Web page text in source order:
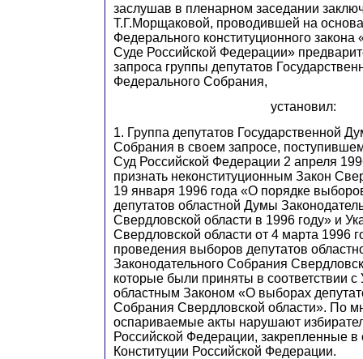
заслушав в пленарном заседании
Т.Г.Морщаковой, проводившей на
Федерального конституционного
Суде Российской Федерации»
запроса группы депутатов
Федерального Собрания,
установил:
1. Группа депутатов Государственной
Собрания в своем запросе,
Суд Российской Федерации 2 апреля
признать неконституционным Закон
19 января 1996 года «О порядке
депутатов областной Думы
Свердловской области в 1996 году» и
Свердловской области от 4 марта 1996
проведения выборов депутатов
Законодательного Собрания
которые были приняты в соответствии с
областным Законом «О выборах
Собрания Свердловской области». По
оспариваемые акты нарушают
Российской Федерации, закрепленные в
Конституции Российской Федерации.